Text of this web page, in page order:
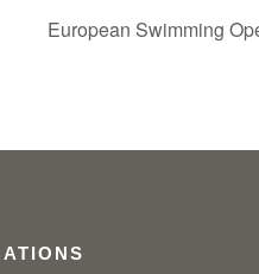
European Swimming